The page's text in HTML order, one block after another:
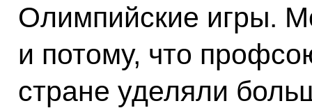
Олимпийские игры.
и потому, что
стране уделяли